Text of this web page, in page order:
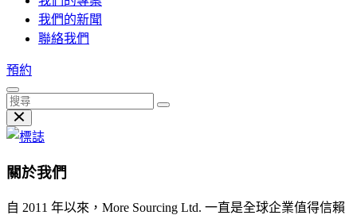
我們的新聞
聯絡我們
預約
關於我們
自 2011 年以來，More Sourcing Ltd. 一直是全球企業值得信賴